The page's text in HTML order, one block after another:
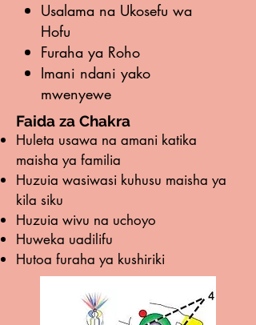
Usalama na Ukosefu wa
Hofu
Furaha ya Roho
Imani ndani yako
mwenyewe
Faida za Chakra
Huleta usawa na amani katika
maisha ya familia
Huzuia wasiwasi kuhusu maisha ya
kila siku
Huzuia wivu na uchoyo
Huweka uadilifu
Hutoa furaha ya kushiriki